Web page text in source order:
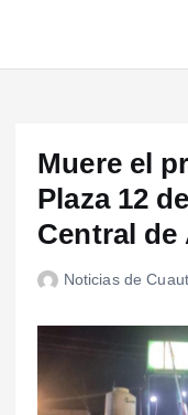
Muere el
Plaza 12
Central de
Noticias de